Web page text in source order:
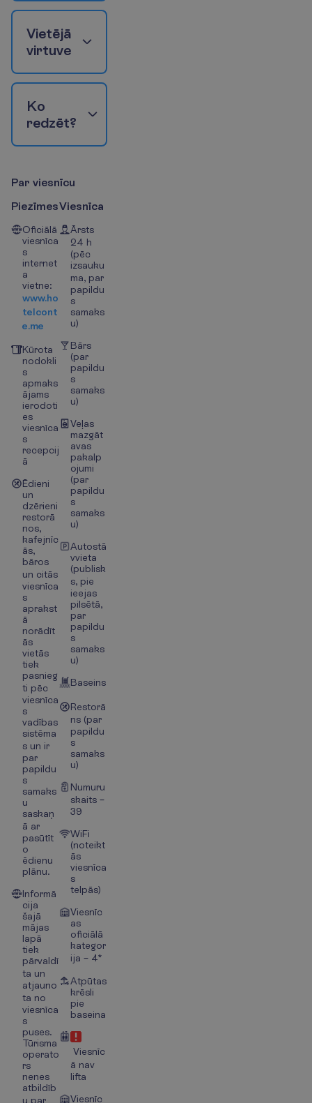
Vietējā
virtuve
Ko
redzēt?
Par viesnīcu
Piezīmes
Oficiālā
viesnīca
s
internet
a
vietne:
www.ho
telcont
e.me
Kūrota
nodokli
s
apmaks
ājams
ierodoti
es
viesnīca
s
recepcij
ā
Ēdieni
un
dzērieni
restorā
nos,
kafejnīc
ās,
bāros
un citās
viesnīca
s
aprakst
ā
norādīt
ās
vietās
tiek
pasnieg
ti pēc
viesnīca
s
vadības
sistēma
s un ir
par
papildu
s
samaks
u
saskaņ
ā ar
pasūtīt
o
ēdienu
plānu.
Informā
cija
šajā
mājas
lapā
tiek
pārvaldī
ta un
atjauno
ta no
viesnīca
s
puses.
Tūrisma
operato
rs
nenes
atbildīb
u par
Viesnīca
Ārsts
24 h
(pēc
izsauku
ma, par
papildu
s
samaks
u)
Bārs
(par
papildu
s
samaks
u)
Veļas
mazgāt
avas
pakalp
ojumi
(par
papildu
s
samaks
u)
Autostā
vvieta
(publisk
s, pie
ieejas
pilsētā,
par
papildu
s
samaks
u)
Baseins
Restorā
ns (par
papildu
s
samaks
u)
Numuru
skaits –
39
WiFi
(noteikt
ās
viesnīca
s
telpās)
Viesnīc
as
oficiālā
kategor
ija – 4*
Atpūtas
krēsli
pie
baseina
Viesnīc
ā nav
lifta
Viesnīc